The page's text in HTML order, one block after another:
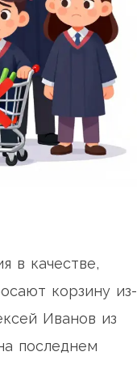
в качестве,
корзину из-
Иванов из
последнем